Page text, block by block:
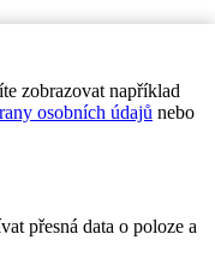
zobrazovat například
osobních údajů nebo
přesná data o poloze a